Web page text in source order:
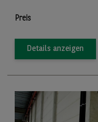
Preis
Details anzeigen